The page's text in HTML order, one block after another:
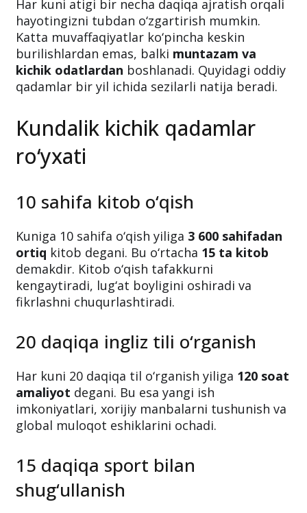
beradi
Har kuni atigi bir necha daqiqa ajratish orqali
hayotingizni tubdan o‘zgartirish mumkin.
Katta muvaffaqiyatlar ko‘pincha keskin
kichik odatlardan
boshlanadi. Quyidagi oddiy
qadamlar bir yil ichida sezilarli natija beradi.
Kundalik kichik qadamlar
ro‘yxati
10 sahifa kitob o‘qish
Kuniga 10 sahifa o‘qish yiliga 3 600 sahifadan
ortiqkitob degani. Bu o‘rtacha
kengaytiradi, lug‘at boyligini oshiradi va
fikrlashni chuqurlashtiradi.
20 daqiqa ingliz tili o‘rganish
Har kuni 20 daqiqa til o‘rganish yiliga
imkoniyatlari, xorijiy manbalarni tushunish va
global muloqot eshiklarini ochadi.